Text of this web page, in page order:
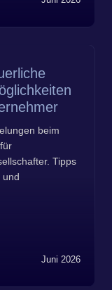
beim
Tipps
und
Juni 2026